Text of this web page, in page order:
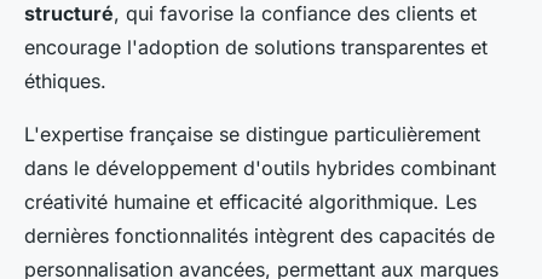
structuré, qui favorise la confiance des clients et
encourage l'adoption de solutions transparentes et
éthiques.
L'expertise française se distingue particulièrement
dans le développement d'outils hybrides combinant
créativité humaine et efficacité algorithmique. Les
dernières fonctionnalités intègrent des capacités de
personnalisation avancées, permettant aux marques